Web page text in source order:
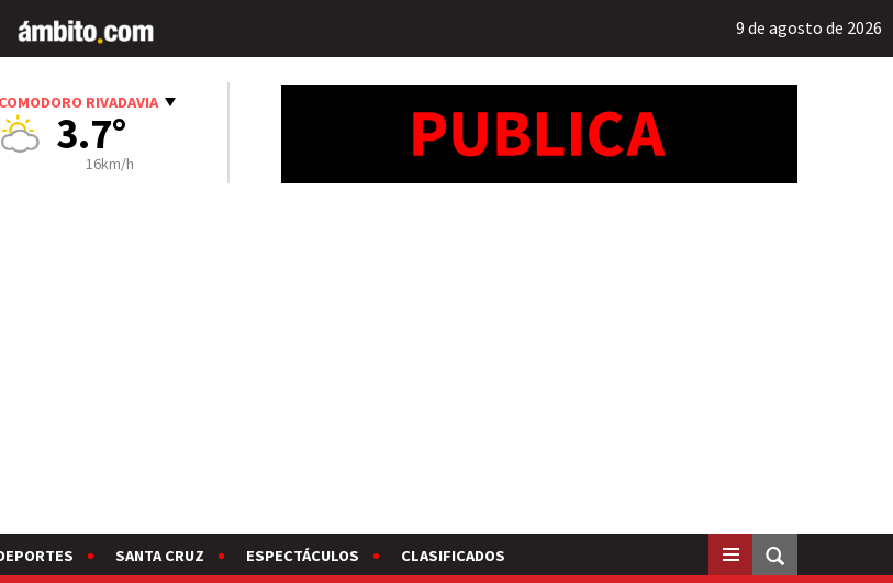
9 de agosto de 2026
COMODORO RIVADAVIA
3.7°
16km/h
SANTA CRUZ ESPECTÁCULOS CLASIFICADOS